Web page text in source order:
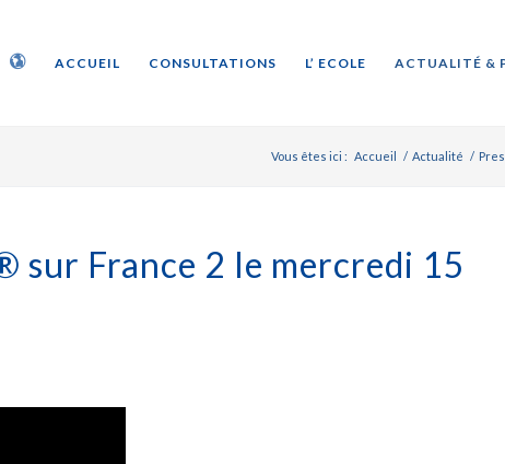
ACCUEIL CONSULTATIONS L’ ECOLE ACTUALITÉ &
Vous êtes ici : Accueil / Actualité /
sur France 2 le mercredi 15